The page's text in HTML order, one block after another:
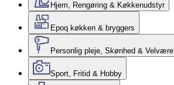
Hjem, Rengøring & Køkkenudstyr
Epoq køkken & bryggers
Personlig pleje, Skønhed & Velvære
Sport, Fritid & Hobby